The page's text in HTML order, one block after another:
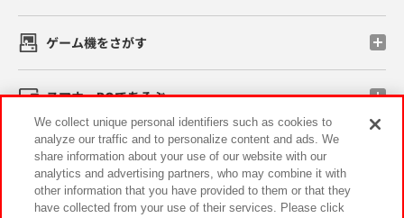
ゲーム機をさがす
スマホ・PCであそぶ
イベント・キャンペーン
We collect unique personal identifiers such as cookies to
analyze our traffic and to personalize content and ads. We
share information about your use of our website with our
analytics and advertising partners, who may combine it with
other information that you have provided to them or that they
have collected from your use of their services. Please click